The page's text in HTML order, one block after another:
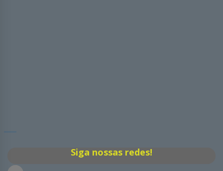
Siga nossas redes!